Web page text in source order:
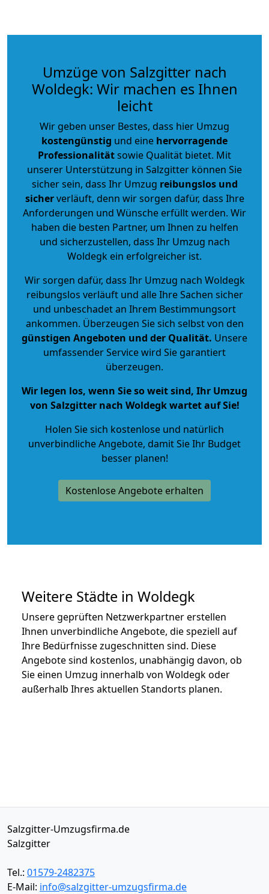
Umzüge von Salzgitter nach
Woldegk: Wir machen es Ihnen
leicht
Wir geben unser Bestes, dass hier Umzug
kostengünstig und eine hervorragende
Professionalitätsowie Qualität bietet. Mit
unserer Unterstützung in Salzgitter können Sie
sicher sein, dass Ihr Umzug reibungslos und
sicherverläuft, denn wir sorgen dafür, dass Ihre
Anforderungen und Wünsche erfüllt werden. Wir
haben die besten Partner, um Ihnen zu helfen
und sicherzustellen, dass Ihr Umzug nach
Woldegk ein erfolgreicher ist.
Wir sorgen dafür, dass Ihr Umzug nach Woldegk
reibungslos verläuft und alle Ihre Sachen sicher
und unbeschadet an Ihrem Bestimmungsort
ankommen. Überzeugen Sie sich selbst von den
günstigen Angeboten und der Qualität. Unsere
umfassender Service wird Sie garantiert
überzeugen.
Wir legen los, wenn Sie so weit sind, Ihr Umzug
von Salzgitter nach Woldegk wartet auf Sie!
Holen Sie sich kostenlose und natürlich
unverbindliche Angebote, damit Sie Ihr Budget
besser planen!
Kostenlose Angebote erhalten
Weitere Städte in Woldegk
Unsere geprüften Netzwerkpartner erstellen
Ihnen unverbindliche Angebote, die speziell auf
Ihre Bedürfnisse zugeschnitten sind. Diese
Angebote sind kostenlos, unabhängig davon, ob
Sie einen Umzug innerhalb von Woldegk oder
außerhalb Ihres aktuellen Standorts planen.
Salzgitter-Umzugsfirma.de
Salzgitter
Tel.: 01579-2482375
E-Mail: info@salzgitter-umzugsfirma.de